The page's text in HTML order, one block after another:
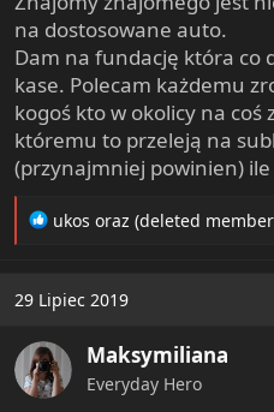
na dostosowane auto.
Dam na fundację która co
kase. Polecam każdemu
kogoś kto w okolicy na coś
któremu to przeleją na
(przynajmniej powinien) ile
R
t
o
n
s
ukos oraz (deleted
29 Lipiec 2019
Maksymiliana
Everyday Hero